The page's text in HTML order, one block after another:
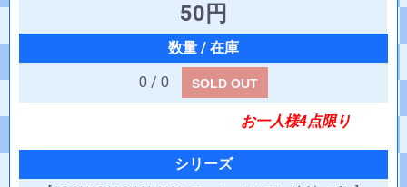
50円
0 / 0 SOLD OUT
お一人様4点限り
シリーズ